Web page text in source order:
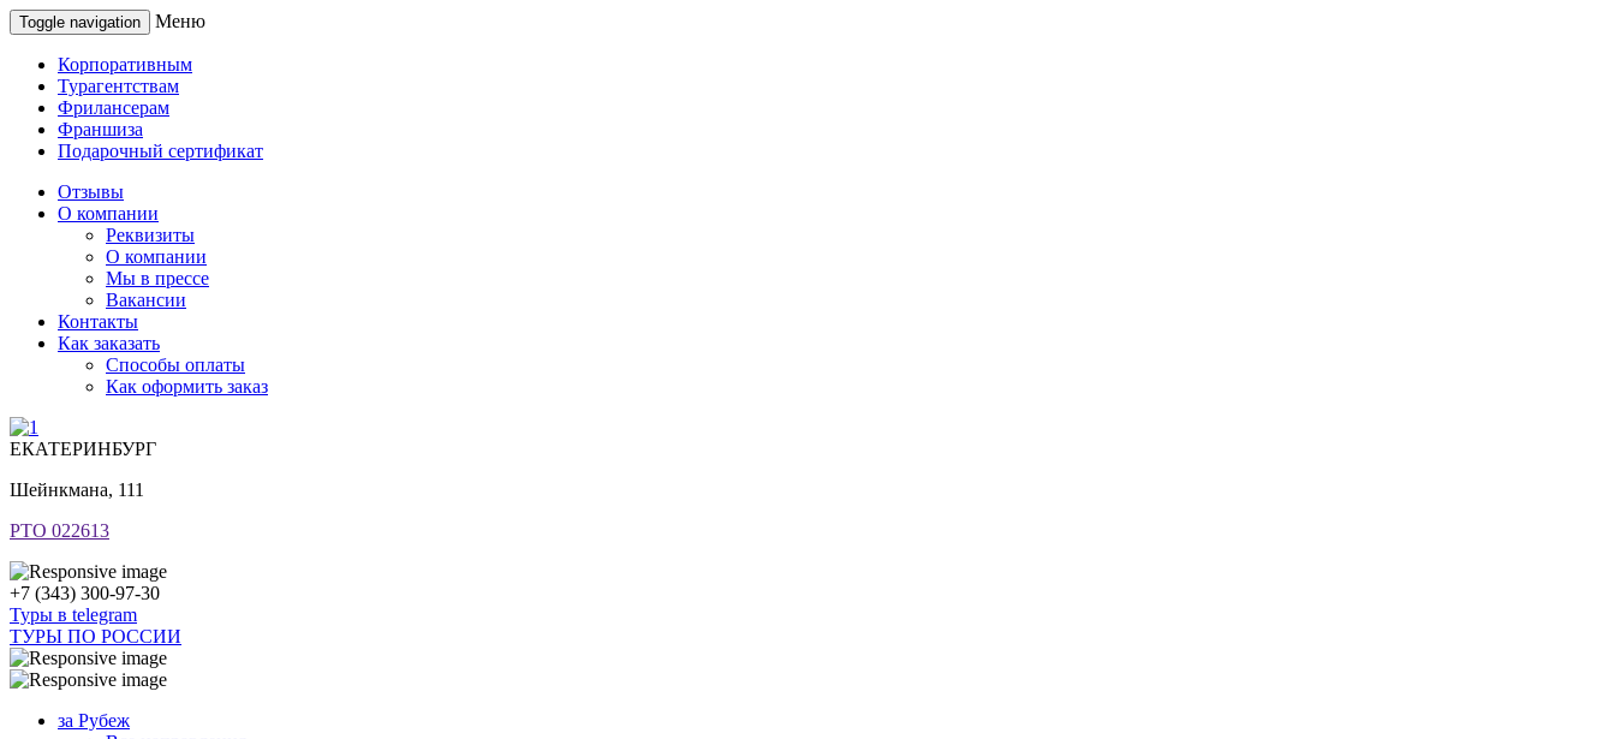
Toggle navigation Меню
Корпоративным
Турагентствам
Фрилансерам
Франшиза
Подарочный сертификат
Отзывы
О компании
Реквизиты
О компании
Мы в прессе
Вакансии
Контакты
Как заказать
Способы оплаты
Как оформить заказ
ЕКАТЕРИНБУРГ
Шейнкмана, 111
РТО 022613
+7 (343) 300-97-30
Туры в telegram
ТУРЫ ПО РОССИИ
за Рубеж